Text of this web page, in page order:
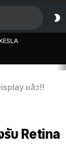
แล้ว!!
รับ Retina